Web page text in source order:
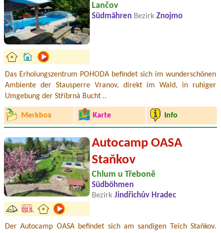
Lančov
Südmähren Bezirk Znojmo
Das Erholungszentrum POHODA befindet sich im wunderschönen
Ambiente der Stausperre Vranov, direkt im Wald, in ruhiger
Umgebung der Stříbrná Bucht ..
Merkbox Karte Info
Autocamp OASA
Staňkov
Chlum u Třeboně
Südböhmen
Bezirk Jindřichův Hradec
Der Autocamp OASA befindet sich am sandigen Teich Staňkov.